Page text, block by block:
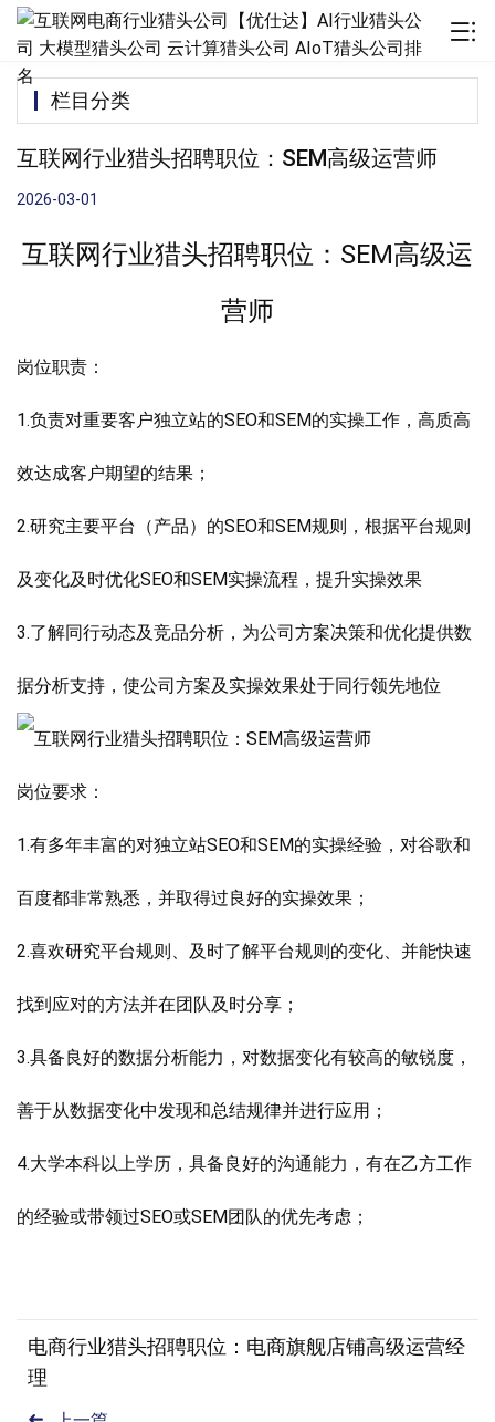
互联网行业猎头招聘职位：SEM高级运营师
2026-03-01
互联网行业猎头招聘职位：SEM高级运
营师
岗位职责：
1.负责对重要客户独立站的SEO和SEM的实操工作，高质高
效达成客户期望的结果；
2.研究主要平台（产品）的SEO和SEM规则，根据平台规则
及变化及时优化SEO和SEM实操流程，提升实操效果
3.了解同行动态及竞品分析，为公司方案决策和优化提供数
据分析支持，使公司方案及实操效果处于同行领先地位
岗位要求：
1.有多年丰富的对独立站SEO和SEM的实操经验，对谷歌和
百度都非常熟悉，并取得过良好的实操效果；
2.喜欢研究平台规则、及时了解平台规则的变化、并能快速
找到应对的方法并在团队及时分享；
3.具备良好的数据分析能力，对数据变化有较高的敏锐度，
善于从数据变化中发现和总结规律并进行应用；
4.大学本科以上学历，具备良好的沟通能力，有在乙方工作
的经验或带领过SEO或SEM团队的优先考虑；
电商行业猎头招聘职位：电商旗舰店铺高级运营经
理
栏目分类